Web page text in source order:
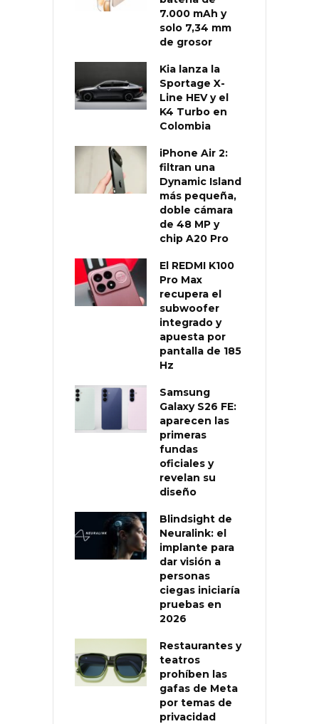
7.000 mAh y
solo 7,34 mm
de grosor
Kia lanza la
Sportage X-
Line HEV y el
K4 Turbo en
Colombia
iPhone Air 2:
filtran una
Dynamic Island
más pequeña,
doble cámara
de 48 MP y
chip A20 Pro
El REDMI K100
Pro Max
recupera el
subwoofer
integrado y
apuesta por
pantalla de 185
Hz
Samsung
Galaxy S26 FE:
aparecen las
primeras
fundas
oficiales y
revelan su
diseño
Blindsight de
Neuralink: el
implante para
dar visión a
personas
ciegas iniciaría
pruebas en
2026
Restaurantes y
teatros
prohíben las
gafas de Meta
por temas de
privacidad